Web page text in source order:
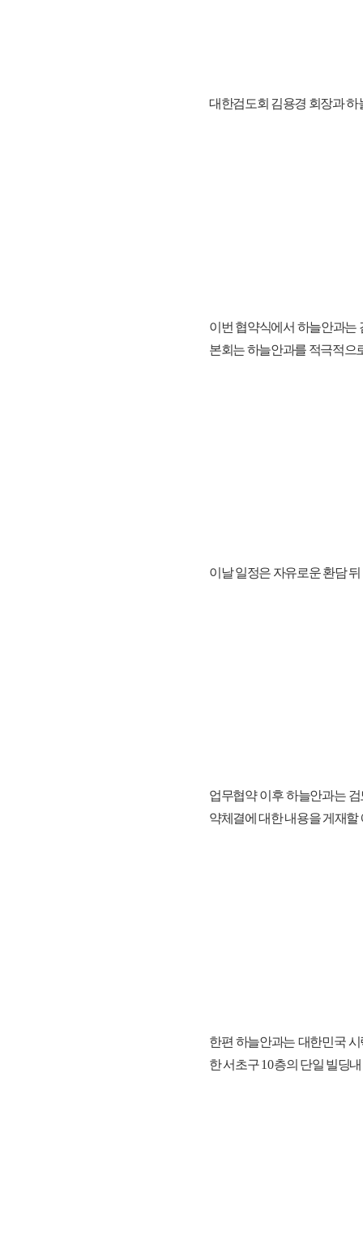
대한검도회 김용경 회장과
이번 협약식에서 하늘안과는
본회는 하늘안과를 적극적으
이날 일정은 자유로운 환담
업무협약 이후 하늘안과는
약체결에 대한 내용을 게재할
한편 하늘안과는 대한민국
한 서초구10층의 단일 빌딩내